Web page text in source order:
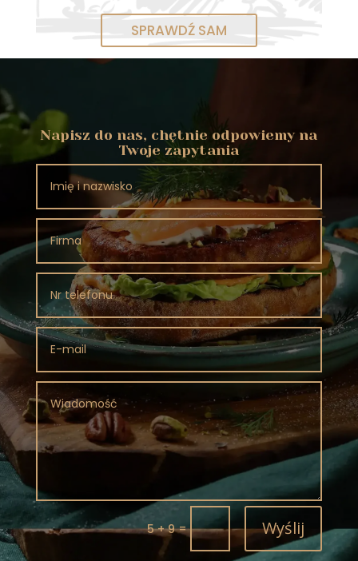
SPRAWDŹ SAM
Napisz do nas, chętnie odpowiemy na
Twoje zapytania
5 + 9= Wyślij